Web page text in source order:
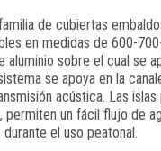
de cubiertas
en medidas de 600-
aluminio sobre el cual se
se apoya en la
acústica. Las
permiten un fácil flujo de
el uso peatonal.